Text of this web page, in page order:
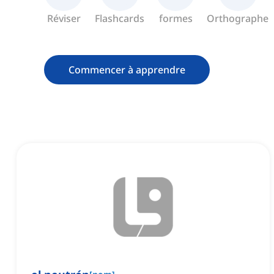
Réviser Flashcards formes Orthographe
Commencer à apprendre